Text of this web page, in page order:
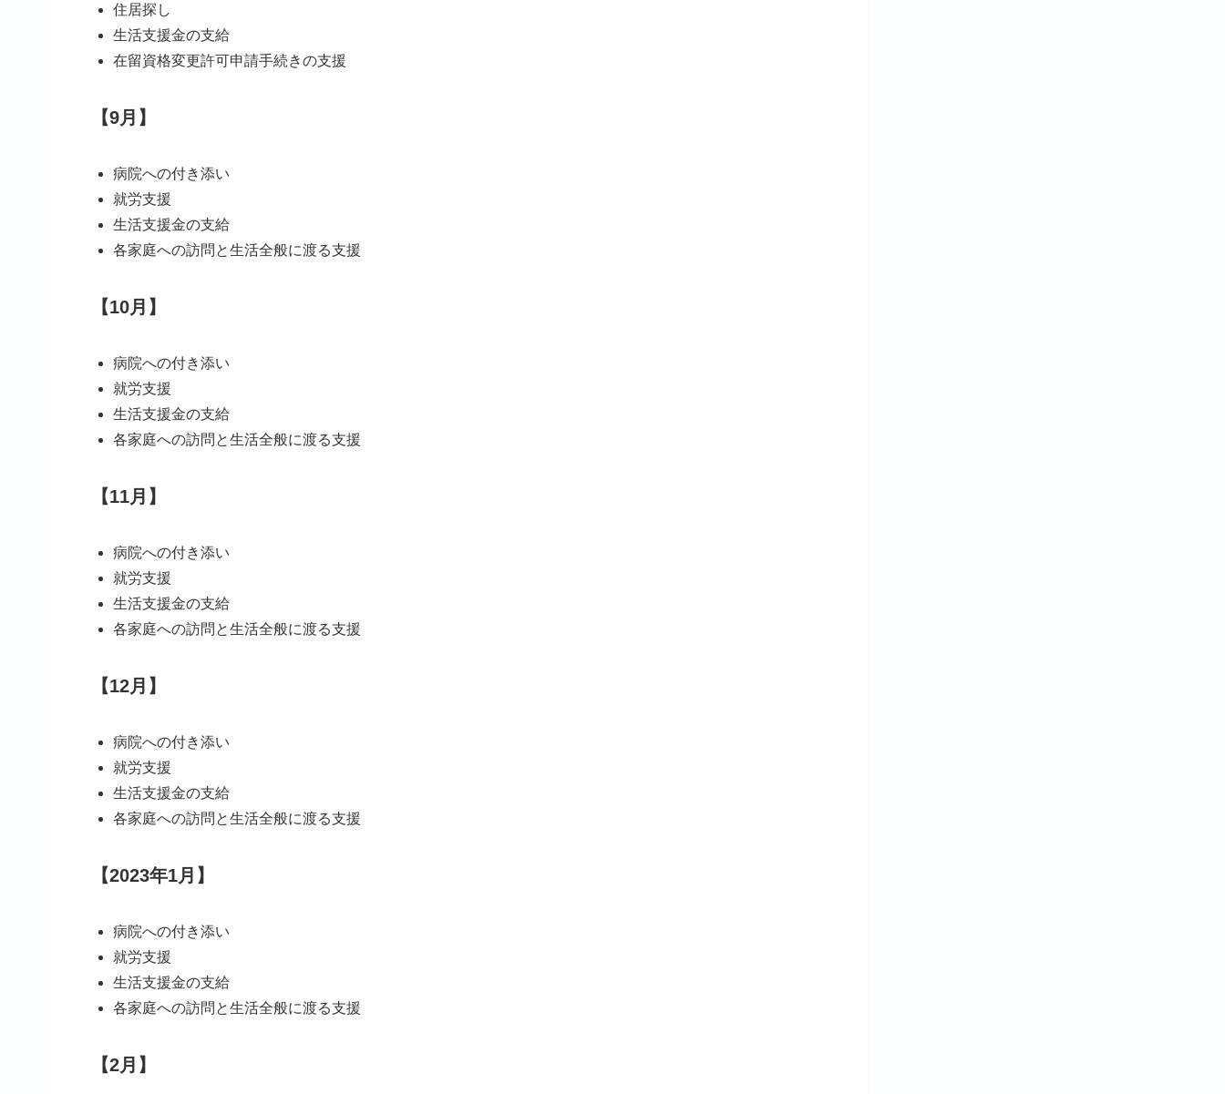
住居探し
生活支援金の支給
在留資格変更許可申請手続きの支援
【9月】
病院への付き添い
就労支援
生活支援金の支給
各家庭への訪問と生活全般に渡る支援
【10月】
病院への付き添い
就労支援
生活支援金の支給
各家庭への訪問と生活全般に渡る支援
【11月】
病院への付き添い
就労支援
生活支援金の支給
各家庭への訪問と生活全般に渡る支援
【12月】
病院への付き添い
就労支援
生活支援金の支給
各家庭への訪問と生活全般に渡る支援
【2023年1月】
病院への付き添い
就労支援
生活支援金の支給
各家庭への訪問と生活全般に渡る支援
【2月】